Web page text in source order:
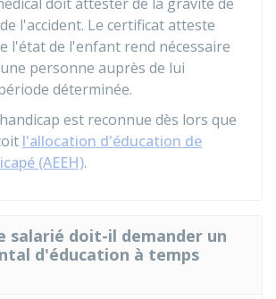
l'accident. Le certificat atteste
l'état de l'enfant rend nécessaire
personne auprès de lui
déterminée.
est reconnue dès lors que
l'allocation d'éducation de
(AEEH).
salarié doit-il demander un
d'éducation à temps